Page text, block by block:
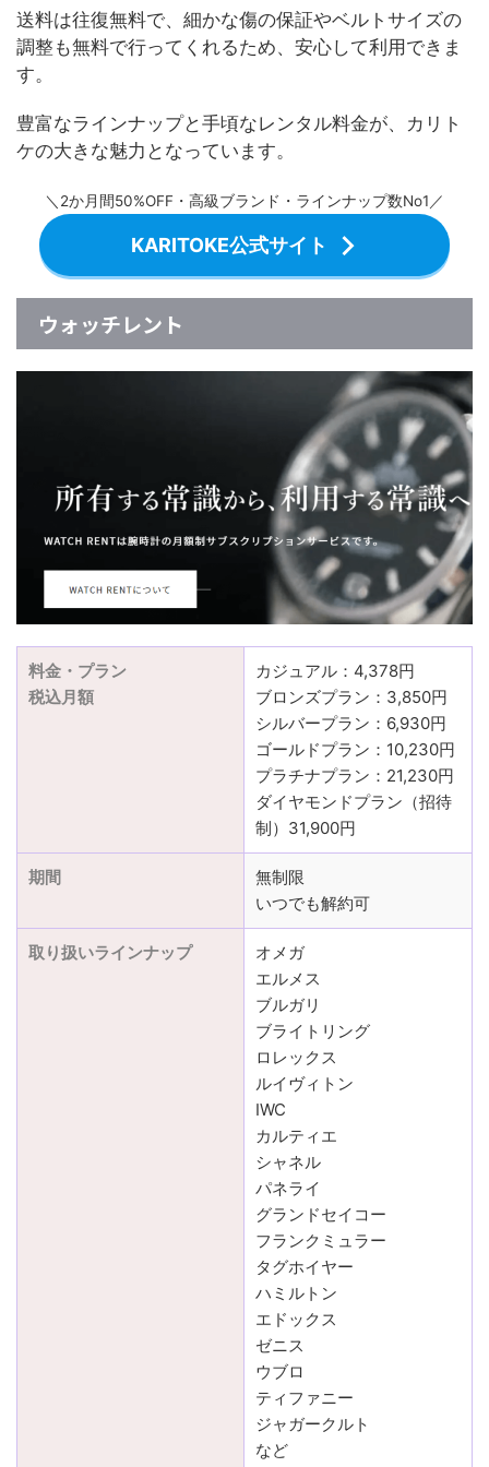
送料は往復無料で、細かな傷の保証やベルトサイズの
調整も無料で行ってくれるため、安心して利用できま
す。
豊富なラインナップと手頃なレンタル料金が、カリト
ケの大きな魅力となっています。
＼2か月間50%OFF・高級ブランド・ラインナップ数No1／
KARITOKE公式サイト
ウォッチレント
料金・プラン
税込月額
カジュアル：4,378円
ブロンズプラン：3,850円
シルバープラン：6,930円
ゴールドプラン：10,230円
プラチナプラン：21,230円
ダイヤモンドプラン（招待
制）31,900円
期間
無制限
いつでも解約可
取り扱いラインナップ
オメガ
エルメス
ブルガリ
ブライトリング
ロレックス
ルイヴィトン
IWC
カルティエ
シャネル
パネライ
グランドセイコー
フランクミュラー
タグホイヤー
ハミルトン
エドックス
ゼニス
ウブロ
ティファニー
ジャガークルト
など